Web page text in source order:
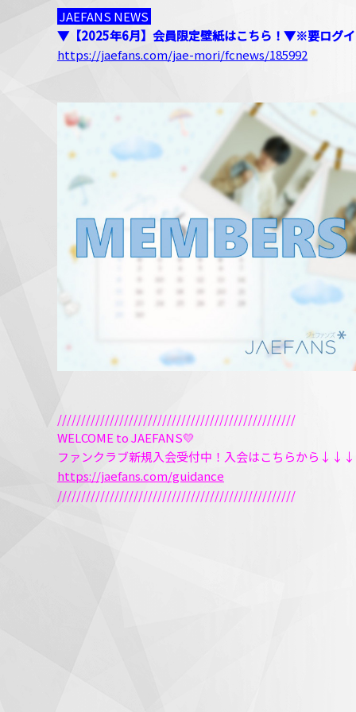
JAEFANS NEWS
▼【2025年6月】会員限定壁紙はこちら！▼※要ログ
https://jaefans.com/jae-mori/fcnews/185992
//////////////////////////////////////////////////
WELCOME to JAEFANS💛
ファンクラブ新規入会受付中！入会はこちらから↓↓↓
https://jaefans.com/guidance
//////////////////////////////////////////////////